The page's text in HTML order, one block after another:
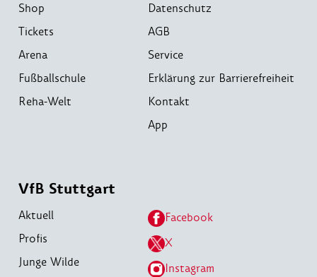
Shop
Tickets
Arena
Fußballschule
Reha-Welt
Datenschutz
AGB
Service
Erklärung zur Barrierefreiheit
Kontakt
App
VfB Stuttgart
Aktuell
Profis
Junge Wilde
Facebook
X
Instagram